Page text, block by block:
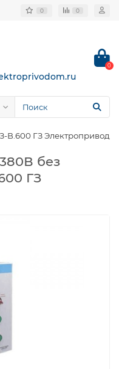
0 0
0
ГЗ Электропривод
без
ГЗ